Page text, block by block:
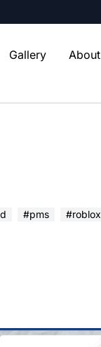
Gallery About
#pms #roblox